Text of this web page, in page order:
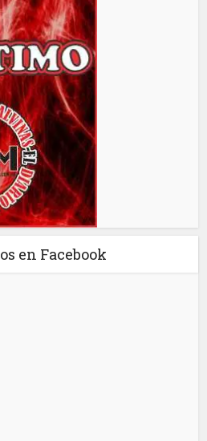
en Facebook